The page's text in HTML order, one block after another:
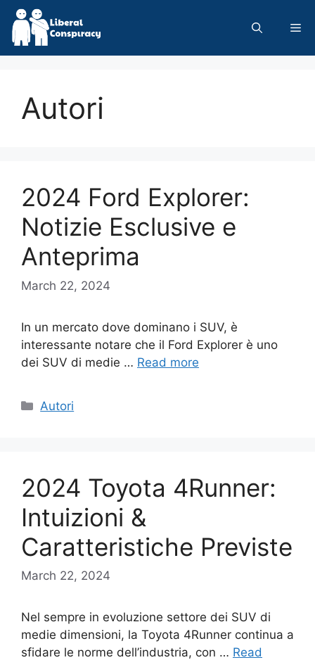
Skip
content
Autori
2024 Ford Explorer:
Notizie Esclusive e
Anteprima
March 22, 2024
In un mercato dove dominano i SUV, è
interessante notare che il Ford Explorer è uno
dei SUV di medie … Read more
Categories
Autori
2024 Toyota 4Runner:
Intuizioni &
Caratteristiche Previste
March 22, 2024
Nel sempre in evoluzione settore dei SUV di
medie dimensioni, la Toyota 4Runner continua a
sfidare le norme dell’industria, con … Read